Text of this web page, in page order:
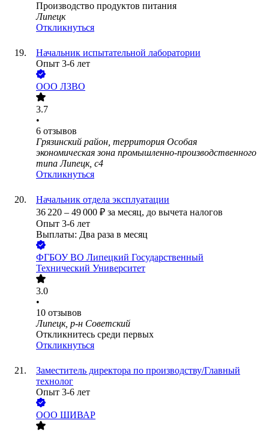
Производство продуктов питания
Липецк
Откликнуться
Начальник испытательной лаборатории
Опыт 3-6 лет
ООО ЛЗВО
3.7
•
6 отзывов
Грязинский район, территория Особая
экономическая зона промышленно-производственного
типа Липецк, с4
Откликнуться
Начальник отдела эксплуатации
36 220 – 49 000 ₽ за месяц, до вычета налогов
Опыт 3-6 лет
Выплаты: Два раза в месяц
ФГБОУ ВО Липецкий Государственный
Технический Университет
3.0
•
10 отзывов
Липецк, р-н Советский
Откликнитесь среди первых
Откликнуться
Заместитель директора по производству/Главный
технолог
Опыт 3-6 лет
ООО ШИВАР